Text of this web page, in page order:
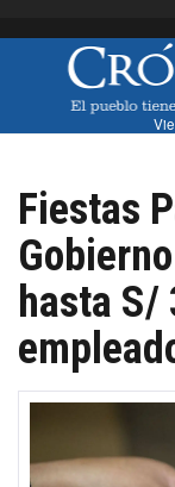
Fiestas
hasta S/